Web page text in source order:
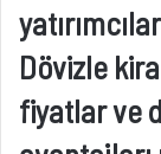
Dövizle
fiyatlar ve